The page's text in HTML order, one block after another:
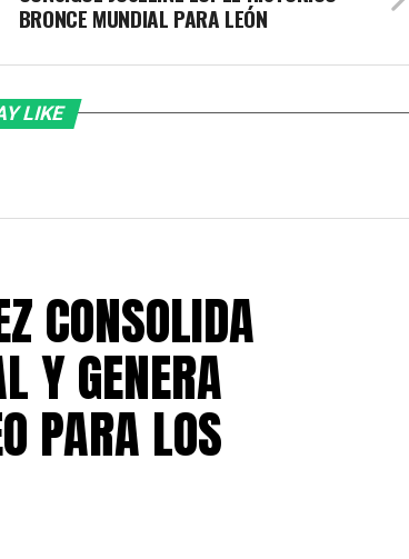
BRONCE MUNDIAL PARA LEÓN
LIKE
CONSOLIDA
Y GENERA
PARA LOS